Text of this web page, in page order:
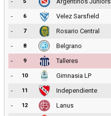
-
6 Velez Sarsfield
-
7 Rosario Central
-
8 Belgrano
-
9 Talleres
-
10 Gimnasia LP
-
11 Independiente
-
12 Lanus